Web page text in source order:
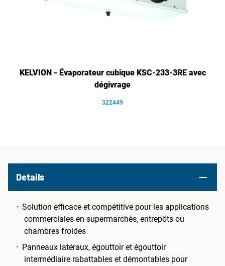
KELVION - Évaporateur cubique KSC-233-3RE avec
dégivrage
322449
Details
Solution efficace et compétitive pour les applications
commerciales en supermarchés, entrepôts ou
chambres froides
Panneaux latéraux, égouttoir et égouttoir
intermédiaire rabattables et démontables pour